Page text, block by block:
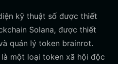
kỹ thuật số được thiết
Solana, được thiết
quản lý token brainrot.
một loại token xã hội độc